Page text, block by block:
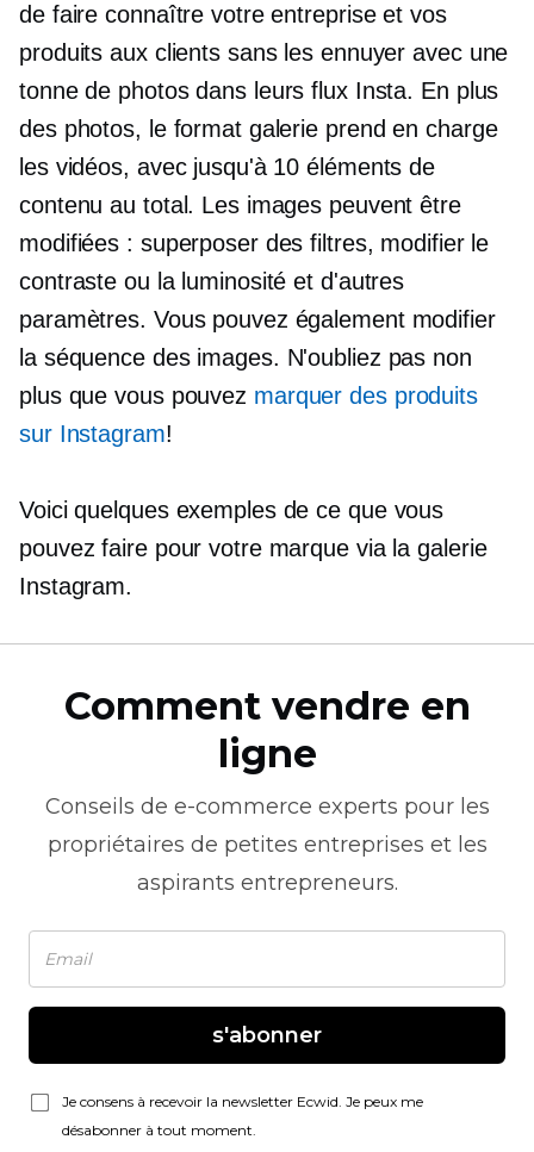
de faire connaître votre entreprise et vos
produits aux clients sans les ennuyer avec une
tonne de photos dans leurs flux Insta. En plus
des photos, le format galerie prend en charge
les vidéos, avec jusqu'à 10 éléments de
contenu au total. Les images peuvent être
modifiées : superposer des filtres, modifier le
contraste ou la luminosité et d'autres
paramètres. Vous pouvez également modifier
la séquence des images. N'oubliez pas non
plus que vous pouvez marquer des produits
sur Instagram!
Voici quelques exemples de ce que vous
pouvez faire pour votre marque via la galerie
Instagram.
Comment vendre en
ligne
Conseils de e-commerce experts pour les
propriétaires de petites entreprises et les
aspirants entrepreneurs.
s'abonner
Je consens à recevoir la newsletter Ecwid. Je peux me
désabonner à tout moment.